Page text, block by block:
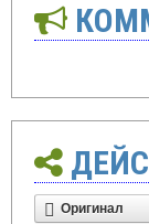
Оригинал